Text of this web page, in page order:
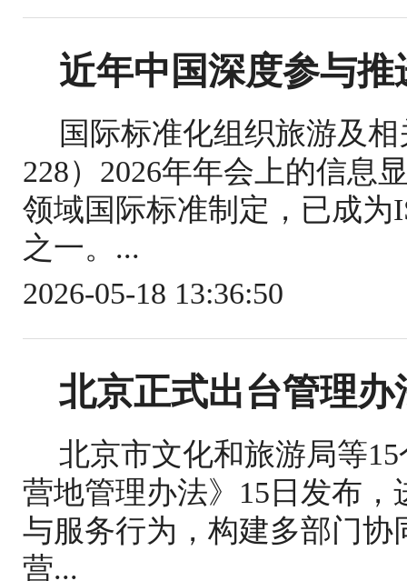
近年中国深度参与
国际标准化组织旅游及
228）2026年年会上的信息
领域国际标准制定，已成为
之一。...
2026-05-18 13:36:50
北京正式出台管理
北京市文化和旅游局等
营地管理办法》15日发布
与服务行为，构建多部门
营...